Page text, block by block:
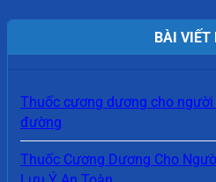
BÀI VIẾT
Thuốc cương dương cho
đường
Thuốc Cương Dương Cho